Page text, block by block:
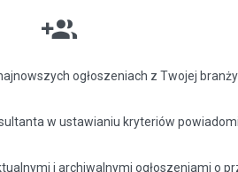
ogłoszeniach z Twojej
w ustawianiu kryteriów
i archiwalnymi ogłoszeniami o